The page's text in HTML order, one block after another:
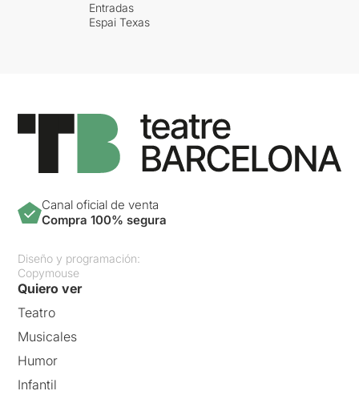
Entradas
Espai Texas
Canal oficial de venta
Compra 100% segura
Diseño y programación:
Copymouse
Quiero ver
Teatro
Musicales
Humor
Infantil